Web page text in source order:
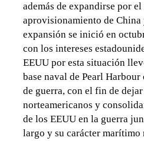
además de expandirse por
aprovisionamiento de China
expansión se inició en
con los intereses
EEUU por esta situación
base naval de Pearl
de guerra, con el fin de
norteamericanos y
de los EEUU en la guerra
largo y su carácter marítimo